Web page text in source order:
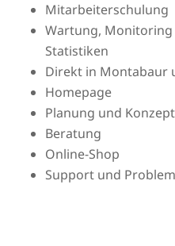
Mitarbeiterschulung
Wartung,
Statistiken
Direkt in Montabaur
Homepage
Planung und
Beratung
Online-Shop
Support und